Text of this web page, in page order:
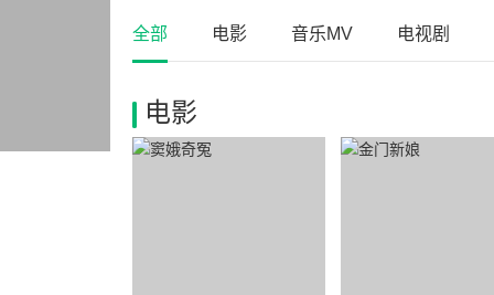
全部 电影 音乐MV 电视剧
电影